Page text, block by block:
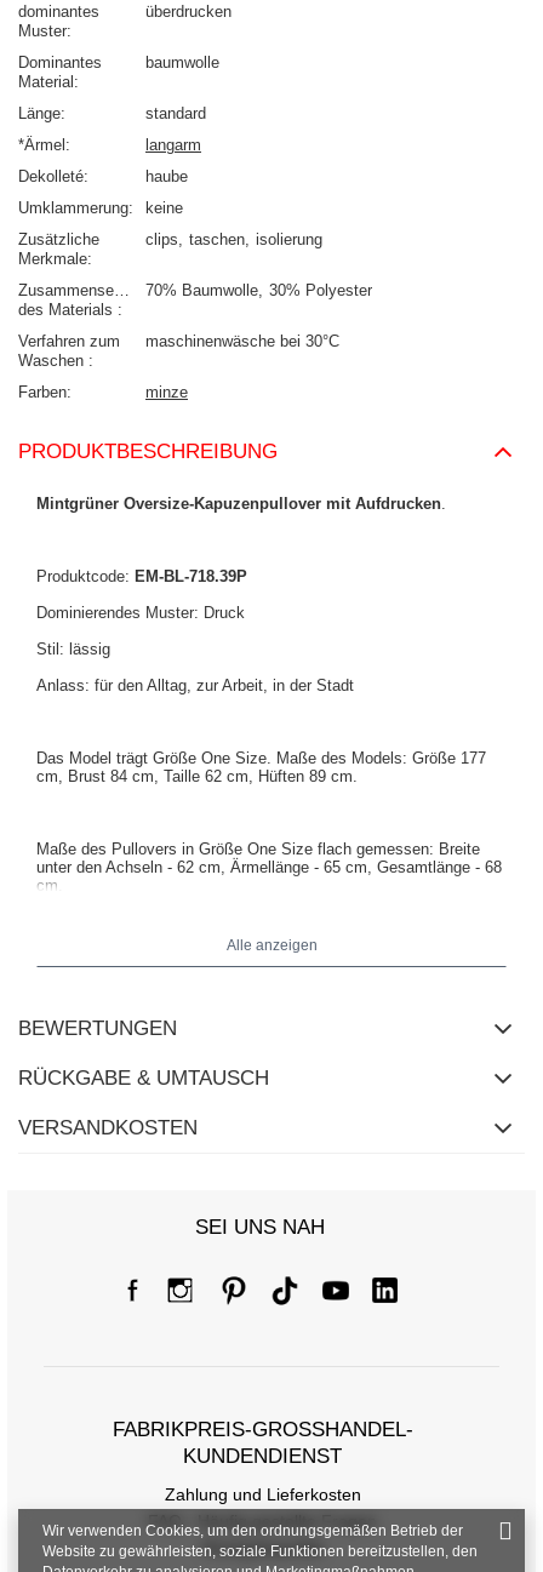
dominantes
Muster
überdrucken
Dominantes
Material
baumwolle
Länge
standard
*Ärmel
langarm
Dekolleté
haube
Umklammerung
keine
Zusätzliche
Merkmale
clips taschen isolierung
Zusammensetzung
des Materials
70% Baumwolle 30% Polyester
Verfahren zum
Waschen
maschinenwäsche bei 30°C
Farben minze
PRODUKTBESCHREIBUNG
Mintgrüner Oversize-Kapuzenpullover mit Aufdrucken
Produktcode: EM-BL-718.39P
Dominierendes Muster: Druck
Stil: lässig
Anlass: für den Alltag, zur Arbeit, in der Stadt
Das Model trägt Größe One Size. Maße des Models: Größe 177
cm, Brust 84 cm, Taille 62 cm, Hüften 89 cm.
Maße des Pullovers in Größe One Size flach gemessen: Breite
unter den Achseln - 62 cm, Ärmellänge - 65 cm, Gesamtlänge - 68
cm.
Alle anzeigen
BEWERTUNGEN
RÜCKGABE & UMTAUSCH
VERSANDKOSTEN
SEI UNS NAH
FABRIKPREIS-GROSSHANDEL-K
UNDENDIENST
Zahlung und Lieferkosten
FAQ - Häufig gestellte Fragen
Rückgabepolitik
Wir verwenden Cookies, um den ordnungsgemäßen Betrieb der
Website zu gewährleisten, soziale Funktionen bereitzustellen, den